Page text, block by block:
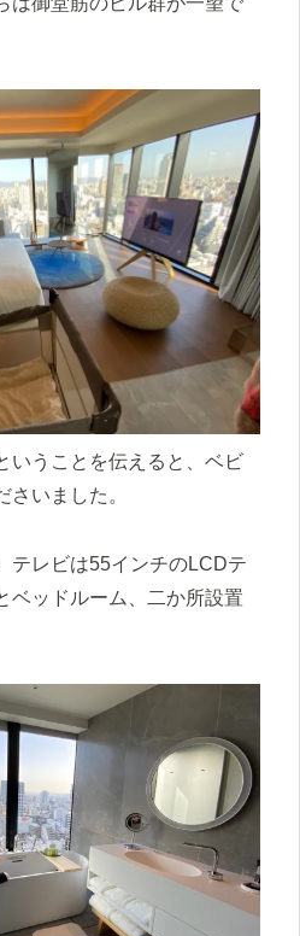
いうことを伝えると、ベビ
さいました。
テレビは55インチのLCDテ
ベッドルーム、二か所設置